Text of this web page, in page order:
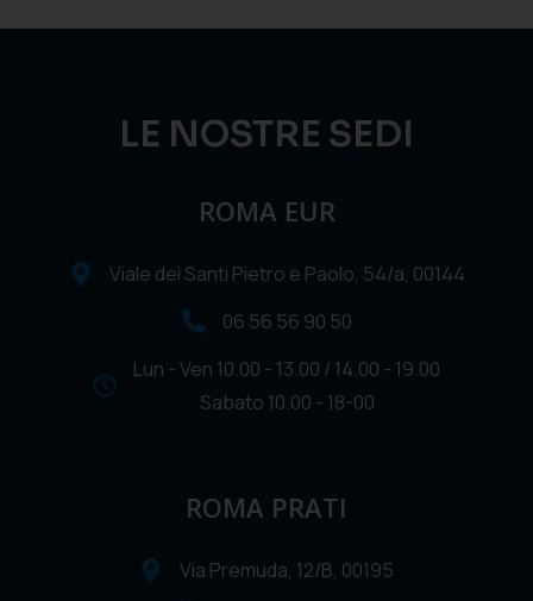
LE NOSTRE SEDI
ROMA EUR
Viale dei Santi Pietro e Paolo, 54/a, 00144
06 56 56 90 50
Lun - Ven 10.00 - 13.00 / 14.00 - 19.00
Sabato 10.00 - 18-00
ROMA PRATI
Via Premuda, 12/B, 00195